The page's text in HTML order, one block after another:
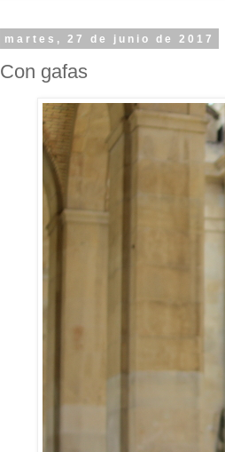
martes, 27 de junio de 2017
Con gafas